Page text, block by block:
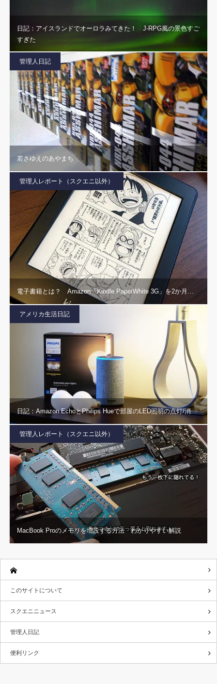
日記：アイスランドでオーロラみてきた！ J-RPG風の景色すご
すぎた
管理人日記
若さゆえのあやまち
管理人レポート（スクエニ以外）
電子書籍とは？ Amazon「Kindle PaperWhite 3G」を2か月…
アメリカ生活日記
日記：Amazon EchoとPhilips Hueで部屋のLED照明の点灯/消…
管理人レポート（スクエニ以外）
MacBook Proのメモリを増設する方法 わかりやすい解説
このサイトについて
スクエニニュース
管理人日記
便利リンク